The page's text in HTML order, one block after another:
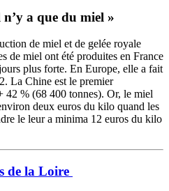
a que du miel »
de miel et de gelée royale
de miel ont été produites en France
plus forte. En Europe, elle a fait
La Chine est le premier
42 % (68 400 tonnes). Or, le miel
deux euros du kilo quand les
le leur a minima 12 euros du kilo
de la Loire